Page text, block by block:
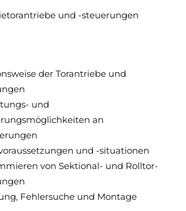
und -steuerungen
der Torantriebe und
und
an
und -situationen
von Sektional- und Rolltor-
Fehlersuche und Montage